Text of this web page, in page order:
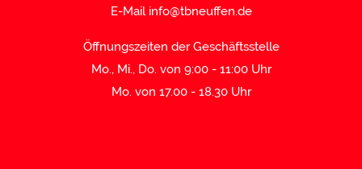
E-Mail info@tbneuffen.de
Öffnungszeiten der Geschäftsstelle
Mo., Mi., Do. von 9:00 - 11:00 Uhr
Mo. von 17.00 - 18.30 Uhr